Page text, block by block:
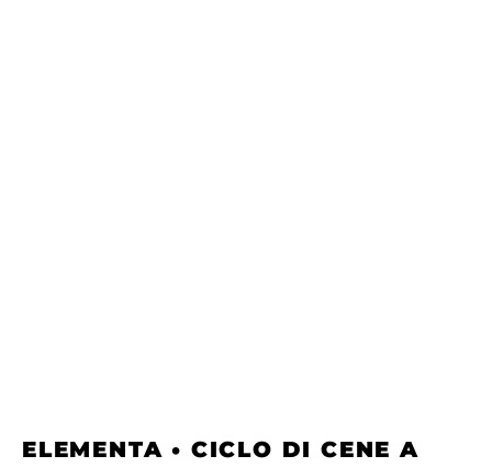
ELEMENTA • CICLO DI CENE A